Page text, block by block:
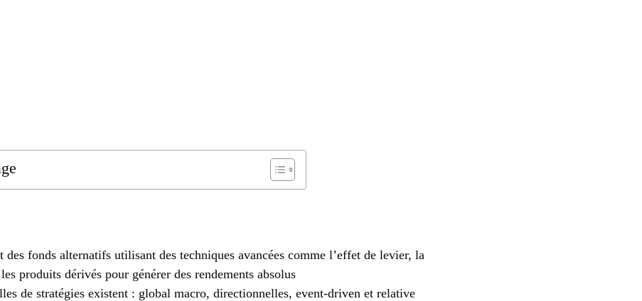
des fonds alternatifs utilisant des techniques avancées comme l’effet de levier, la
produits dérivés pour générer des rendements absolus
de stratégies existent : global macro, directionnelles, event-driven et relative